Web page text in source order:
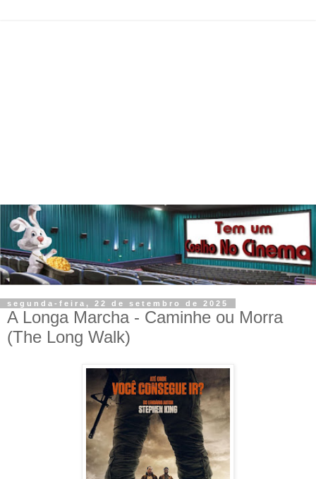
segunda-feira, 22 de setembro de 2025
A Longa Marcha - Caminhe ou Morra
(The Long Walk)